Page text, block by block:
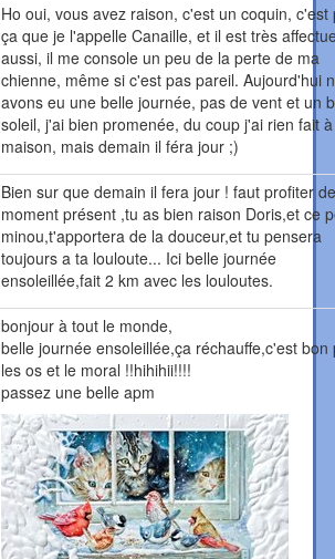
Ho oui, vous avez raison, c'est un coquin, c'est
ça que je l'appelle Canaille, et il est très
aussi, il me console un peu de la perte de ma
chienne, même si c'est pas pareil. Aujourd'hui
avons eu une belle journée, pas de vent et un
soleil, j'ai bien promenée, du coup j'ai rien fait
maison, mais demain il féra jour ;)
Bien sur que demain il fera jour ! faut profiter de
moment présent ,tu as bien raison Doris,et ce
minou,t'apportera de la douceur,et tu pensera
toujours a ta louloute... Ici belle journée
ensoleillée,fait 2 km avec les louloutes.
bonjour à tout le monde,
belle journée ensoleillée,ça réchauffe,c'est bon
les os et le moral !!hihihii!!!!
passez une belle apm